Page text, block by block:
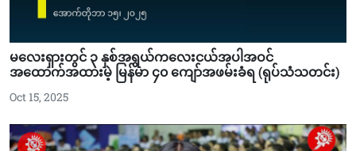
မလေးရှားတွင် ၃ နှစ်အရွယ်ကလေးငယ်အပါအဝင်
အထောက်အထားမဲ့ မြန်မာ ၄၀ ကျော်အဖမ်းခံရ (ရုပ်သံသတင်း)
Oct 15, 2025